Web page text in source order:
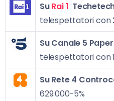
SuRai 1
telespettatori con
Su Canale 5
telespettatori con
Su Rete 4
629.000-5%